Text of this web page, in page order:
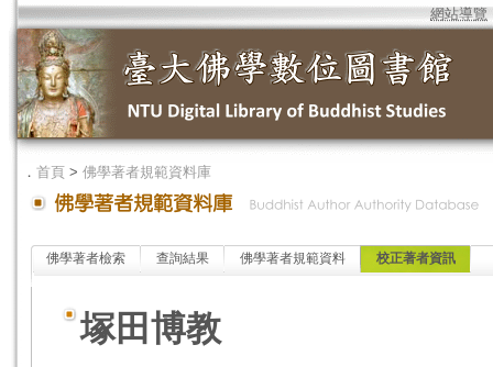
網站導覽
． 首頁 > 佛學著者規範資料庫
佛學著者檢索 查詢結果 佛學著者規範資料 校正著者資訊
塚田博教